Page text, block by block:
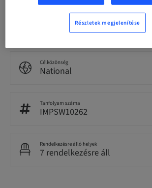
Kézbesítési mód
Hands on
Célközönség
National
Tanfolyam száma
IMPSW10262
Rendelkezésre álló helyek
7 rendelkezésre áll
Részletek megjelenítése